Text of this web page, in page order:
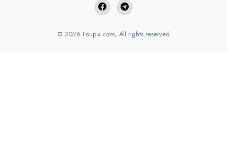
© 2026 Foupix.com, All rights reserved